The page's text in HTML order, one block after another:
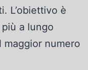
L’obiettivo è
a lungo
maggior numero